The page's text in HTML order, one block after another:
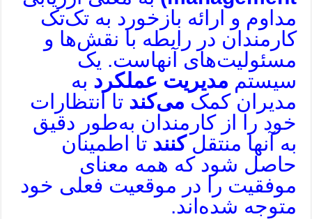
مداوم و ارائه بازخورد به تک‌تک
کارمندان در‌ رابطه با نقش‌ها و
مسئولیت‌های آنهاست. یک
سیستم مدیریت عملکرد به
مدیران کمک می‌کند تا انتظارات
خود را از کارمندان به‌طور دقیق
به آنها منتقلکنند تا اطمینان
حاصل شود که همه معنای
موفقیت را در موقعیت فعلی خود
متوجه شده‌اند.